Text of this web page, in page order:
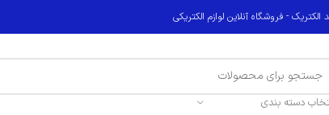
الکتریک - فروشگاه آنلاین لوازم الکتریکی
دسته بندی